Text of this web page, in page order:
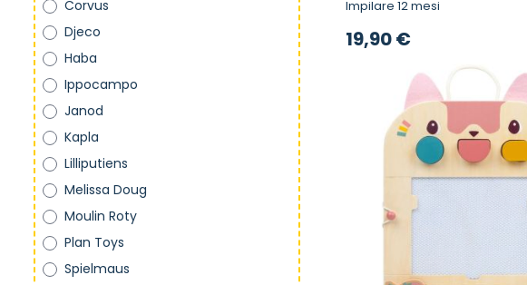
Corvus
Djeco
Haba
Ippocampo
Janod
Kapla
Lilliputiens
Melissa Doug
Moulin Roty
Plan Toys
Spielmaus
Impilare 12 mesi
19,90 €